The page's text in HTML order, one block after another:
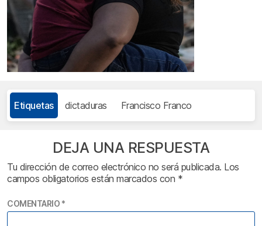
Etiquetas dictaduras Francisco Franco
DEJA UNA RESPUESTA
Tu dirección de correo electrónico no será publicada. Los
campos obligatorios están marcados con *
COMENTARIO *